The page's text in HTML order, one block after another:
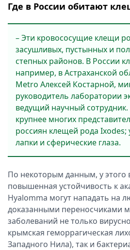
Где в России обитают
– Эти кровососущие клещи
засушливых, пустынных и
степных районов. В России
например, в Астраханской
Metro Алексей Костарной,
руководитель лаборатории
ведущий научный
крупнее многих
россиян клещей рода Ixodes;
лапки и сферические глаза.
По некоторым данным, у этого
повышенная устойчивость к
Hyalomma могут нападать на
доказанными переносчиками
заболеваний не только
крымская геморрагическая
Западного Нила), так и